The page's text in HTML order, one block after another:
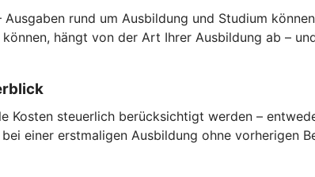
rund um Ausbildung und Studium
hängt von der Art Ihrer Ausbildung ab –
Kosten steuerlich berücksichtigt werden –
bei einer erstmaligen Ausbildung ohne vorherigen